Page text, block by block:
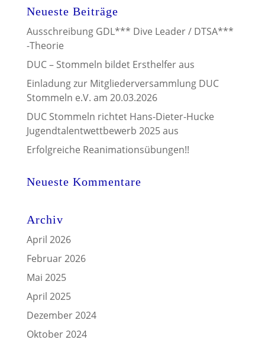
Neueste Beiträge
Ausschreibung GDL*** Dive Leader / DTSA***
-Theorie
DUC – Stommeln bildet Ersthelfer aus
Einladung zur Mitgliederversammlung DUC
Stommeln e.V. am 20.03.2026
DUC Stommeln richtet Hans-Dieter-Hucke
Jugendtalentwettbewerb 2025 aus
Erfolgreiche Reanimationsübungen!!
Neueste Kommentare
Archiv
April 2026
Februar 2026
Mai 2025
April 2025
Dezember 2024
Oktober 2024